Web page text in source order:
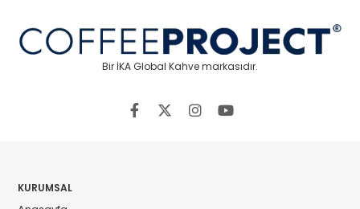
Bir İKA Global Kahve markasıdır.
KURUMSAL